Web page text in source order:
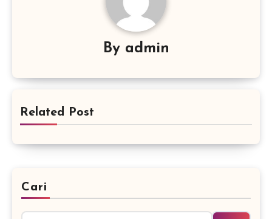
By admin
Related Post
Cari